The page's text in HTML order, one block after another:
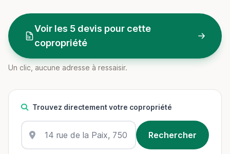
Voir les 5 devis pour cette
copropriété
Un clic, aucune adresse à ressaisir.
Trouvez directement votre copropriété